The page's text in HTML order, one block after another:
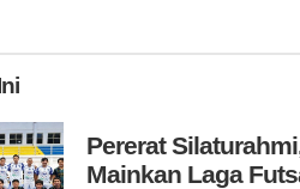
Pererat
Mainkan Laga